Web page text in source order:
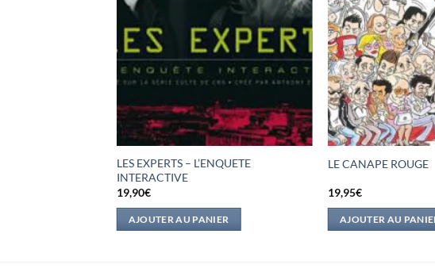
LES EXPERTS – L’ENQUETE
INTERACTIVE
19,90€
AJOUTER AU PANIER
LE CANAPE ROUGE
19,95€
AJOUTER AU